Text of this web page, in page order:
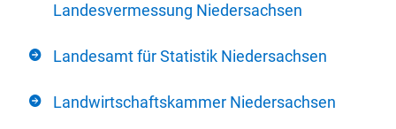
Landesvermessung Niedersachsen
Landesamt für Statistik Niedersachsen
Landwirtschaftskammer Niedersachsen